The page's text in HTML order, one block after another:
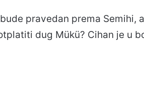
pravedan prema Semihi,
dug Mükü? Cihan je u